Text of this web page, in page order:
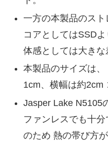
一方の本製品のス
コアとしてはSSD
体感としては大きな
本製品のサイズは
1cm、横幅は約2cm
Jasper Lake N5105
ファンレスでも十
のため 熱の帯び方